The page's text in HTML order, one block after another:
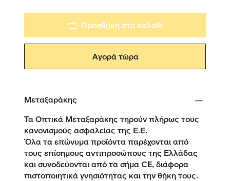
Προσθήκη στο καλάθι
Αγορά τώρα
Μεταξαράκης
Τα Οπτικά Μεταξαράκης τηρούν πλήρως τους
κανονισμούς ασφαλείας της Ε.Ε.
Όλα τα επώνυμα προϊόντα παρέχονται από
τους επίσημους αντιπροσώπους της Ελλάδας
και συνοδεύονται από τα σήμα CE, διάφορα
πιστοποιητικά γνησιότητας και την θήκη τους.